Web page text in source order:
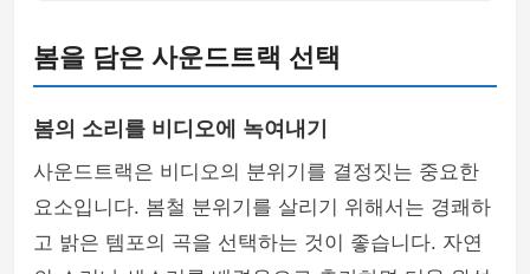
봄을 담은 사운드트랙 선택
봄의 소리를 비디오에 녹여내기
사운드트랙은 비디오의 분위기를 결정짓는 중요한
요소입니다. 봄철 분위기를 살리기 위해서는 경쾌하
고 밝은 템포의 곡을 선택하는 것이 좋습니다. 자연